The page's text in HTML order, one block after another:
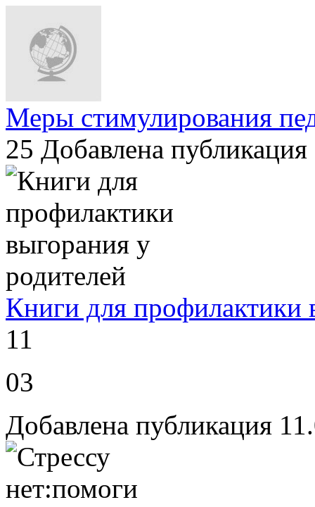
Меры стимулирования
25 Добавлена
Книги для профилактики
11
03
Добавлена публикация